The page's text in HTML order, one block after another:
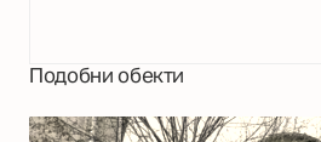
Подобни обекти